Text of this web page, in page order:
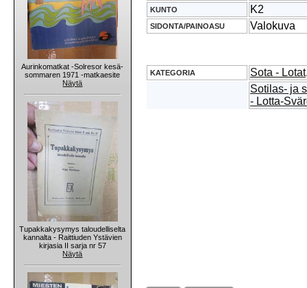
Aurinkomatkat -Solresor kesä-
sommaren 1971 -matkaesite
Näytä
Tupakkakysymys taloudelliselta
kannalta - Raittiuden Ystävien
kirjasia II sarja nr 57
Näytä
KUNTO K2
SIDONTA/PAINOASU Valokuva
KATEGORIA
Sota -
Sotilas- ja
- Lotta-